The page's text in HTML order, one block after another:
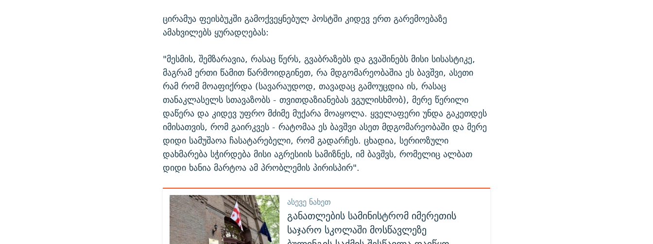
ცირამუა ფეისბუკში გამოქვეყნებულ პოსტში კიდევ ერთ გარემოებაზე
ამახვილებს ყურადღებას:
"მესმის, შემზარავია, რასაც წერს, გვაბრაზებს და გვაშინებს მისი სისასტიკე,
მაგრამ ერთი წამით წარმოიდგინეთ, რა მდგომარეობაშია ეს ბავშვი, ასეთი
რამ რომ მოაფიქრდა (სავარაუდოდ, თავადაც გამოუცდია ის, რასაც
თანაკლასელს სთავაზობს - თვითდაზიანებას ვგულისხმობ), მერე წერილი
დაწერა და კიდევ უფრო მძიმე მუქარა მოაყოლა. ყველაფერი უნდა გაკეთდეს
იმისათვის, რომ გაირკვეს - რატომაა ეს ბავშვი ასეთ მდგომარეობაში და მერე
დიდი სამუშაოა ჩასატარებელი, რომ გადარჩეს. ცხადია, სერიოზული
დახმარება სჭირდება მისი აგრესიის სამიზნეს, იმ ბავშვს, რომელიც ალბათ
დიდი ხანია მარტოა ამ პრობლემის პირისპირ".
ᲐᲡᲔᲕᲔ ᲜᲐᲮᲔᲗ
განათლების სამინისტრომ იმერეთის
საჯარო სკოლაში მოსწავლეზე